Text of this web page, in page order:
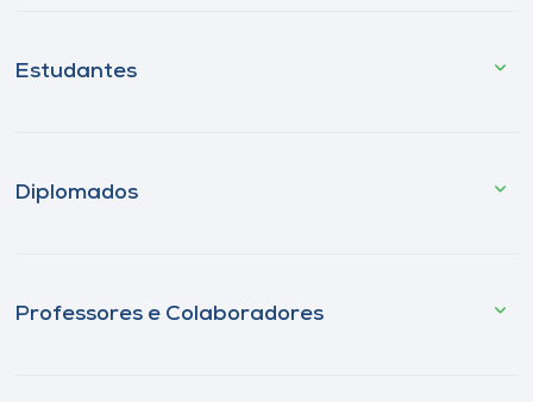
Estudantes
Diplomados
Professores e Colaboradores